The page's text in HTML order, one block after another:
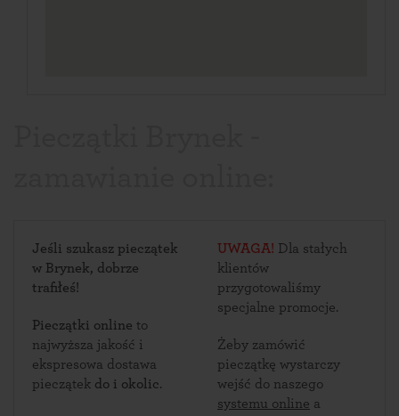
Jeśli szukasz pieczątek
w Brynek, dobrze
trafiłeś!
Pieczątki online to
najwyższa jakość i
ekspresowa dostawa
pieczątek
do i okolic.
UWAGA! Dla stałych
klientów
przygotowaliśmy
specjalne promocje.
Żeby zamówić
pieczątkę wystarczy
wejść do naszego
systemu online a